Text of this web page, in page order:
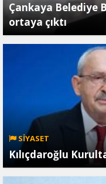
Çankaya Belediye
ortaya çıktı
SİYASET
Kılıçdaroğlu